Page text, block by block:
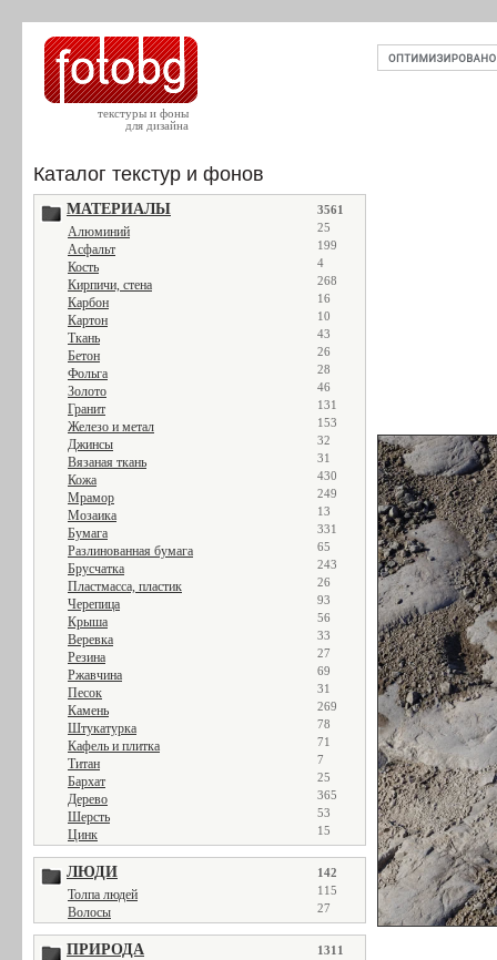
текстуры и фоны
для дизайна
Каталог текстур и фонов
МАТЕРИАЛЫ 3561
Алюминий 25
Асфальт 199
Кость 4
Кирпичи, стена 268
Карбон 16
Картон 10
Ткань 43
Бетон 26
Фольга 28
Золото 46
Гранит 131
Железо и метал 153
Джинсы 32
Вязаная ткань 31
Кожа 430
Мрамор 249
Мозаика 13
Бумага 331
Разлинованная бумага 65
Брусчатка 243
Пластмасса, пластик 26
Черепица 93
Крыша 56
Веревка 33
Резина 27
Ржавчина 69
Песок 31
Камень 269
Штукатурка 78
Кафель и плитка 71
Титан 7
Бархат 25
Дерево 365
Шерсть 53
Цинк 15
ЛЮДИ 142
Толпа людей 115
Волосы 27
ПРИРОДА 1311